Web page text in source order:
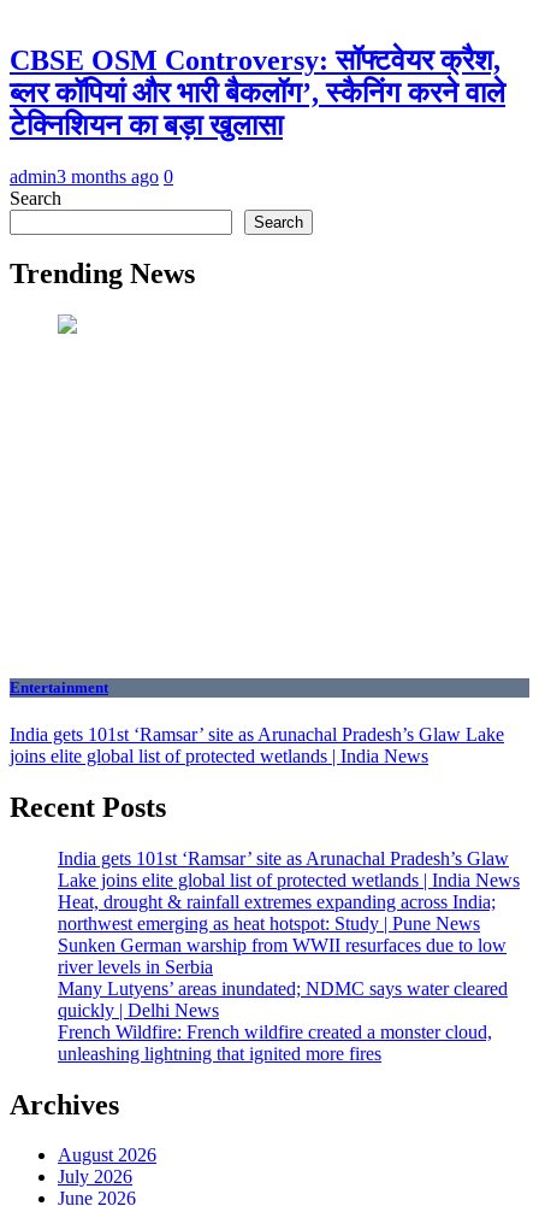
CBSE OSM Controversy: सॉफ्टवेयर क्रैश,
ब्लर कॉपियां और भारी बैकलॉग’, स्कैनिंग करने वाले
टेक्निशियन का बड़ा खुलासा
admin3 months ago 0
Search
Search
Trending News
Entertainment
India gets 101st ‘Ramsar’ site as Arunachal Pradesh’s Glaw Lake
joins elite global list of protected wetlands | India News
Recent Posts
India gets 101st ‘Ramsar’ site as Arunachal Pradesh’s Glaw
Lake joins elite global list of protected wetlands | India News
Heat, drought & rainfall extremes expanding across India;
northwest emerging as heat hotspot: Study | Pune News
Sunken German warship from WWII resurfaces due to low
river levels in Serbia
Many Lutyens’ areas inundated; NDMC says water cleared
quickly | Delhi News
French Wildfire: French wildfire created a monster cloud,
unleashing lightning that ignited more fires
Archives
August 2026
July 2026
June 2026